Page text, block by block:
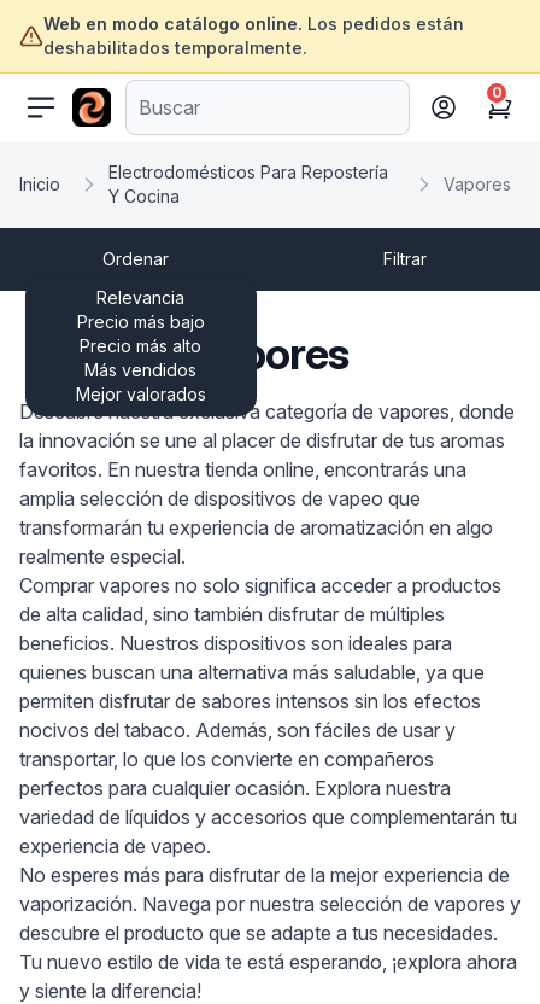
Web en modo catálogo online. Los pedidos están
deshabilitados temporalmente.
ofertasinformatica.com
Cart
0
Inicio
Electrodomésticos Para Repostería
Y Cocina
Vapores
Ordenar
Relevancia
Precio más bajo
Precio más alto
Más vendidos
Mejor valorados
Filtrar
Vapores
Descubre nuestra exclusiva categoría de vapores, donde
la innovación se une al placer de disfrutar de tus aromas
favoritos. En nuestra tienda online, encontrarás una
amplia selección de dispositivos de vapeo que
transformarán tu experiencia de aromatización en algo
realmente especial.
Comprar vapores no solo significa acceder a productos
de alta calidad, sino también disfrutar de múltiples
beneficios. Nuestros dispositivos son ideales para
quienes buscan una alternativa más saludable, ya que
permiten disfrutar de sabores intensos sin los efectos
nocivos del tabaco. Además, son fáciles de usar y
transportar, lo que los convierte en compañeros
perfectos para cualquier ocasión. Explora nuestra
variedad de líquidos y accesorios que complementarán tu
experiencia de vapeo.
No esperes más para disfrutar de la mejor experiencia de
vaporización. Navega por nuestra selección de vapores y
descubre el producto que se adapte a tus necesidades.
Tu nuevo estilo de vida te está esperando, ¡explora ahora
y siente la diferencia!